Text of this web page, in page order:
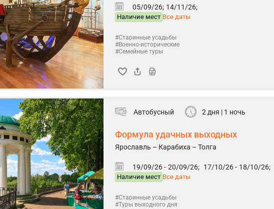
05/09/26; 14/11/26;
Наличие мест Все даты
#Старинные усадьбы
#Военно-исторические
#Семейные туры
Автобусный 2 дня | 1 ночь
Формула удачных выходных
Ярославль – Карабиха – Толга
19/09/26 - 20/09/26; 17/10/26 - 18/10/26;
Наличие мест Все даты
#Старинные усадьбы
#Туры выходного дня